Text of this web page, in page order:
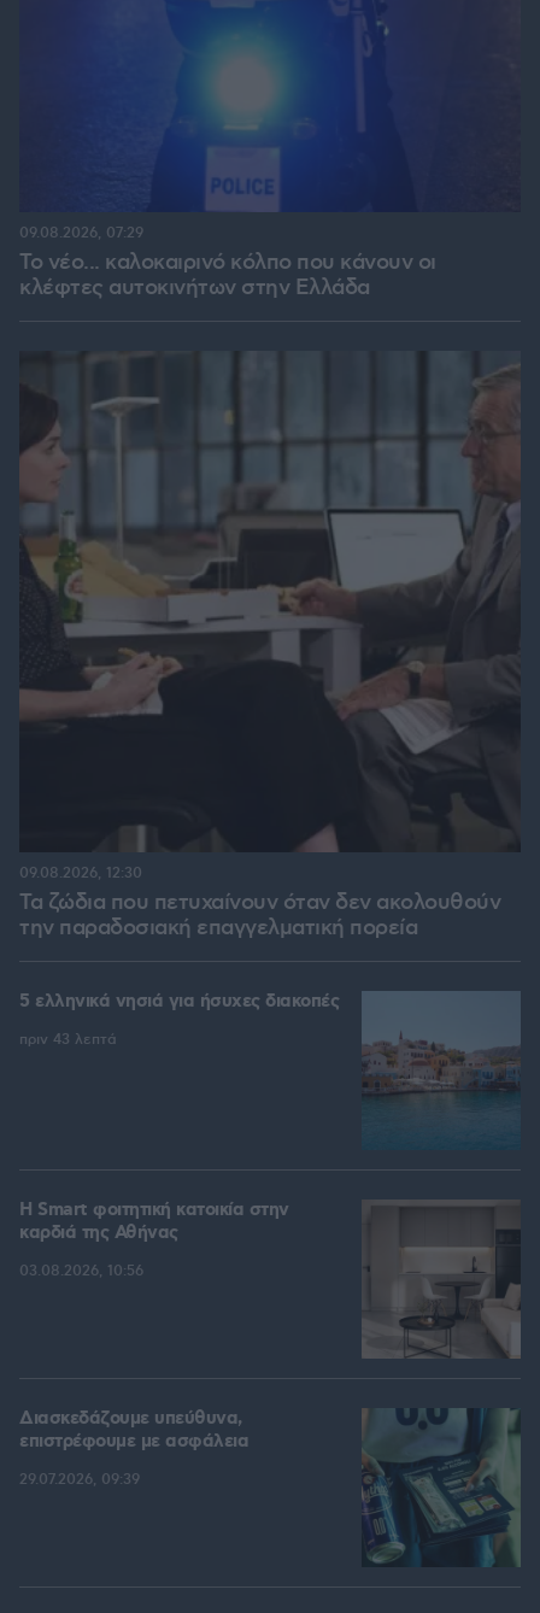
Το νέο... καλοκαιρινό κόλπο που κάνουν οι
κλέφτες αυτοκινήτων στην Ελλάδα
09.08.2026, 07:29
Τα ζώδια που πετυχαίνουν όταν δεν ακολουθούν
την παραδοσιακή επαγγελματική πορεία
09.08.2026, 12:30
5 ελληνικά νησιά για ήσυχες διακοπές
πριν 43 λεπτά
Η Smart φοιτητική κατοικία στην
καρδιά της Αθήνας
03.08.2026, 10:56
Διασκεδάζουμε υπεύθυνα,
επιστρέφουμε με ασφάλεια
29.07.2026, 09:39